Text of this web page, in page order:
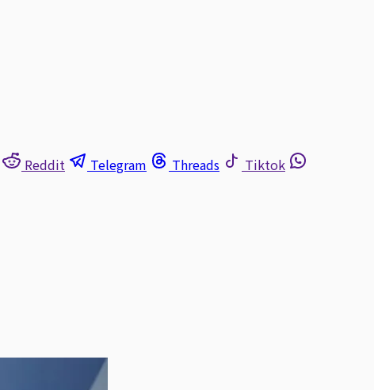
Reddit Telegram Threads
Tiktok